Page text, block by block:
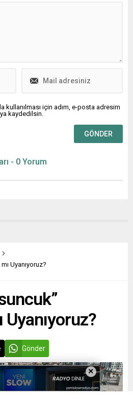
yaşanan kentsel dönüşüm
kullanılması için adım, e-posta adresim
kaydedilsin.
- 0 Yorum
Uyanıyoruz?
Uyanıyoruz?
Gönder
×